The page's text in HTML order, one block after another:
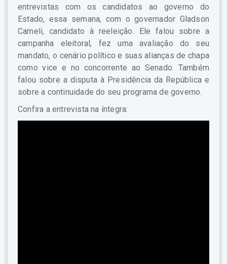
entrevistas com os candidatos ao governo do
Estado, essa semana, com o governador Gladson
Cameli, candidato à reeleição. Ele falou sobre a
campanha eleitoral, fez uma avaliação do seu
mandato, o cenário político e suas alianças de chapa
como vice e no concorrente ao Senado. Também
falou sobre a disputa à Presidência da República e
sobre a continuidade do seu programa de governo.
Confira a entrevista na íntegra: